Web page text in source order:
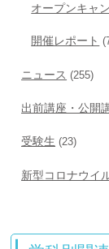
オープンキャ
開催レポート
ニュース (255)
出前講座・公開
受験生 (23)
新型コロナウイ